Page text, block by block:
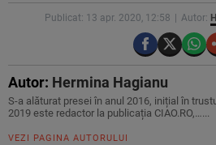
Publicat: 13 apr. 2020, 12:58 Autor:
Autor: Hermina Hagianu
S-a alăturat presei în anul 2016, inițial în
2019 este redactor la publicația CIAO.RO,…...
VEZI PAGINA AUTORULUI